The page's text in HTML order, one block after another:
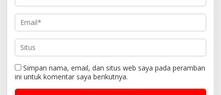
Simpan nama, email, dan situs web saya pada peramban
ini untuk komentar saya berikutnya.